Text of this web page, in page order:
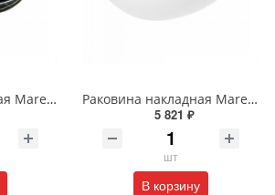
Раковина накладная Maretti Eleganza EN13NS48-560MR 59 см черная мраморная
Раковина накладная Maretti Eleganza EN13NS87-740 41 см белая
5 821 ₽
шт
В корзину